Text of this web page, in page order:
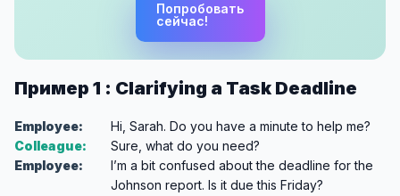
Попробовать
сейчас!
Пример 1 : Clarifying a Task Deadline
Employee:
Hi, Sarah. Do you have a minute to help me?
Colleague:
Sure, what do you need?
Employee:
I’m a bit confused about the deadline for the
Johnson report. Is it due this Friday?